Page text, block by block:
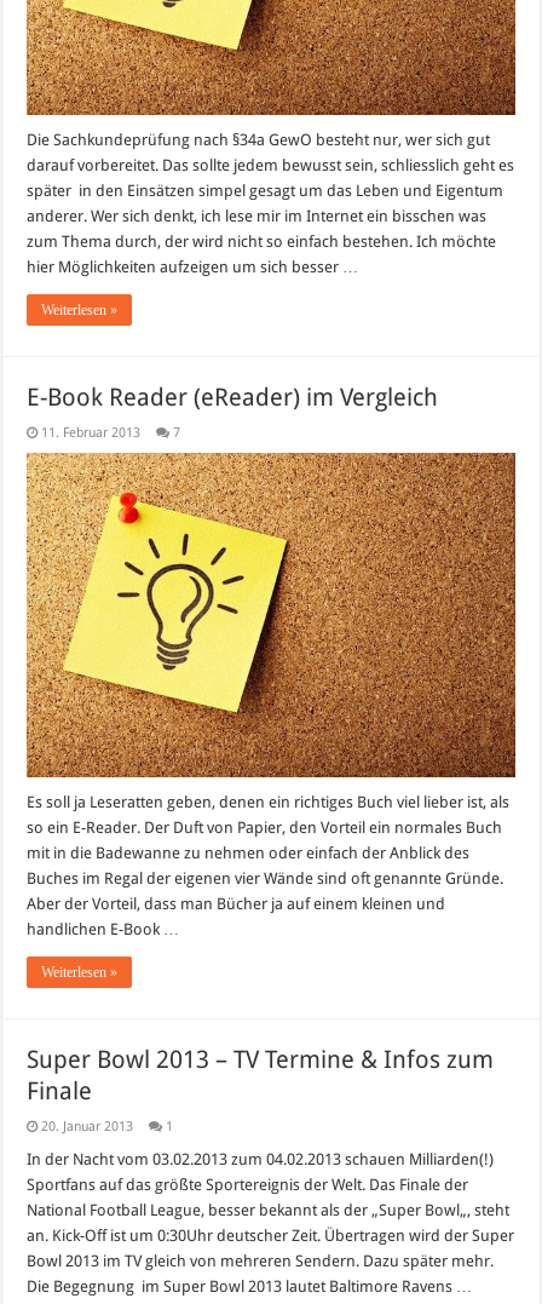
Die Sachkundeprüfung nach §34a GewO besteht nur, wer sich gut
darauf vorbereitet. Das sollte jedem bewusst sein, schliesslich geht es
später in den Einsätzen simpel gesagt um das Leben und Eigentum
anderer. Wer sich denkt, ich lese mir im Internet ein bisschen was
zum Thema durch, der wird nicht so einfach bestehen. Ich möchte
hier Möglichkeiten aufzeigen um sich besser …
Weiterlesen »
E-Book Reader (eReader) im Vergleich
11. Februar 2013 7
Es soll ja Leseratten geben, denen ein richtiges Buch viel lieber ist, als
so ein E-Reader. Der Duft von Papier, den Vorteil ein normales Buch
mit in die Badewanne zu nehmen oder einfach der Anblick des
Buches im Regal der eigenen vier Wände sind oft genannte Gründe.
Aber der Vorteil, dass man Bücher ja auf einem kleinen und
handlichen E-Book …
Weiterlesen »
Super Bowl 2013 – TV Termine & Infos zum
Finale
20. Januar 2013 1
In der Nacht vom 03.02.2013 zum 04.02.2013 schauen Milliarden(!)
Sportfans auf das größte Sportereignis der Welt. Das Finale der
National Football League, besser bekannt als der „Super Bowl„, steht
an. Kick-Off ist um 0:30Uhr deutscher Zeit. Übertragen wird der Super
Bowl 2013 im TV gleich von mehreren Sendern. Dazu später mehr.
Die Begegnung im Super Bowl 2013 lautet Baltimore Ravens …